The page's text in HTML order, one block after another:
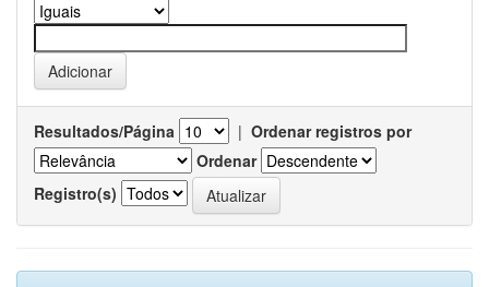
Resultados/Página | Ordenar registros por
Ordenar
Registro(s)